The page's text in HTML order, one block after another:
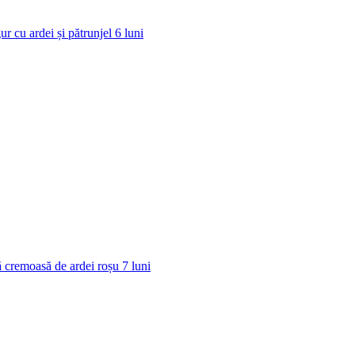
cu ardei și pătrunjel 6 luni
cremoasă de ardei roșu 7 luni